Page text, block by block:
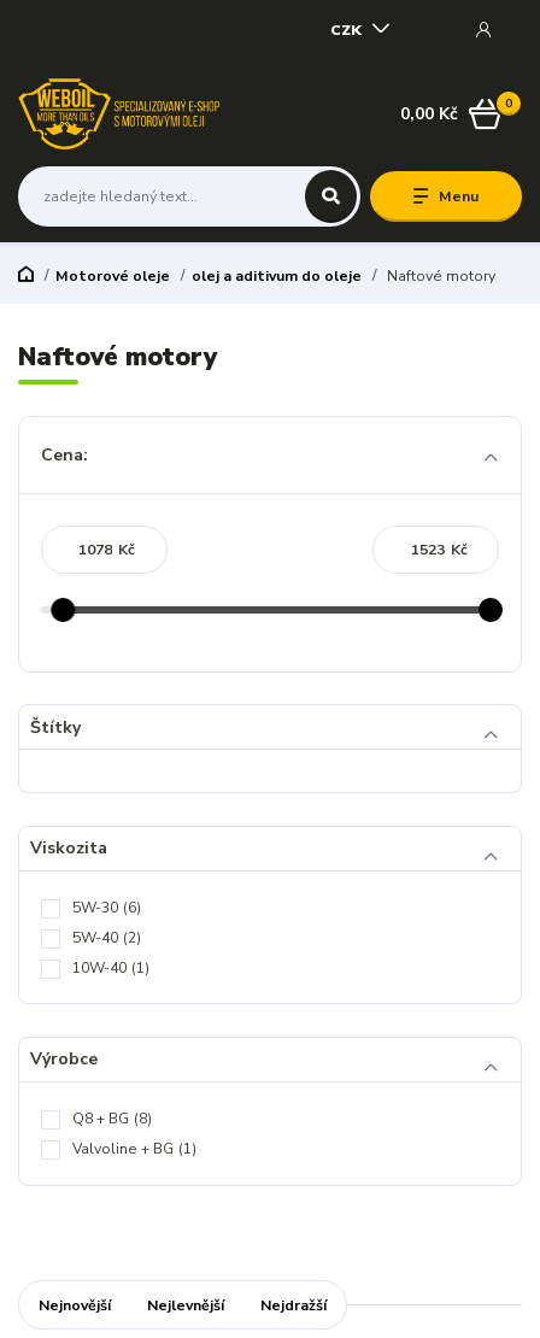
Menu
CZK
0
0,00 Kč
Motorové oleje olej a aditivum do oleje Naftové motory
Naftové motory
Cena:
Kč Kč
Štítky
Viskozita
5W-30 (6)
5W-40 (2)
10W-40 (1)
Výrobce
Q8 + BG (8)
Valvoline + BG (1)
Nejnovější Nejlevnější Nejdražší